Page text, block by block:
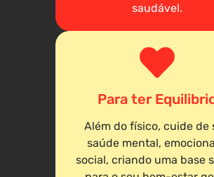
saudável.
Para ter
Além do físico, cuide de
saúde mental,
social, criando uma base